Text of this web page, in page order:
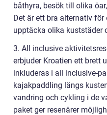
båthyra, besök till olika
Det är ett bra alternativ
upptäcka olika kuststäder
3. All inclusive
erbjuder Kroatien ett brett
inkluderas i all inclusive-
kajakpaddling längs
vandring och cykling i de
paket ger resenärer